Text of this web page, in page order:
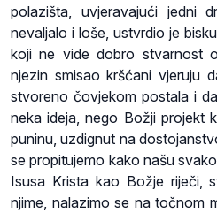
polazišta, uvjeravajući jedni
nevaljalo i loše, ustvrdio je
koji ne vide dobro stvarnost
njezin smisao kršćani vjeruju
stvoreno čovjekom postala i
neka ideja, nego Božji projekt
puninu, uzdignut na
se propitujemo kako našu
Isusa Krista kao Božje riječi,
njime, nalazimo se na točnom